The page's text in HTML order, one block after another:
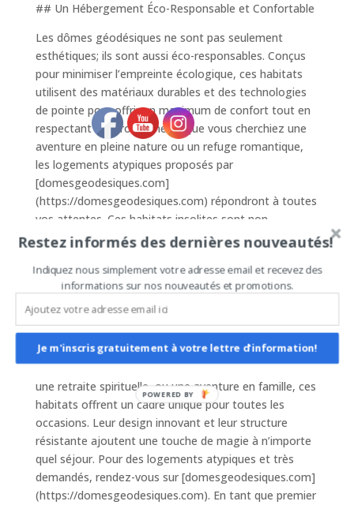
## Un Hébergement Éco-Responsable et Confortable
Les dômes géodésiques ne sont pas seulement
esthétiques; ils sont aussi éco-responsables. Conçus
pour minimiser l’empreinte écologique, ces habitats
utilisent des matériaux durables et des technologies
de pointe pour offrir un maximum de confort tout en
respectant l’environnement. Que vous cherchiez une
aventure en pleine nature ou un refuge romantique,
les logements atypiques proposés par
[domesgeodesiques.com]
(https://domesgeodesiques.com) répondront à toutes
vos attentes. Ces habitats insolites sont non
seulement populaires, mais leur qualité et finition
AirBnb.
## Une Expérience AirBnb Inoubliable
Réserver un dôme géodésique pour votre prochain
séjour AirBnb est l’assurance d’une expérience hors du
commun. Que ce soit pour une escapade romantique,
une retraite spirituelle, ou une aventure en famille, ces
habitats offrent un cadre unique pour toutes les
occasions. Leur design innovant et leur structure
résistante ajoutent une touche de magie à n’importe
quel séjour. Pour des logements atypiques et très
demandés, rendez-vous sur [domesgeodesiques.com]
(https://domesgeodesiques.com). En tant que premier
Restez informés des dernières nouveautés!
Indiquez nous simplement votre adresse email et recevez des
informations sur nos nouveautés et promotions.
Je m'inscris gratuitement à votre lettre d'information!
POWERED BY